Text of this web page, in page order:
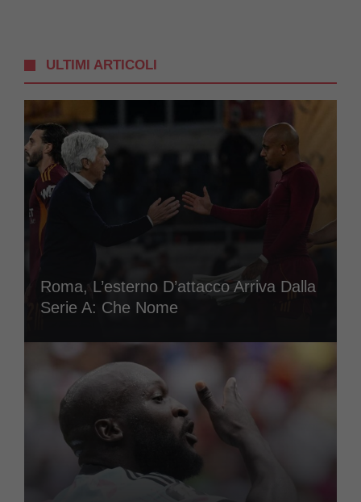
ULTIMI ARTICOLI
Roma, L’esterno D’attacco Arriva Dalla
Serie A: Che Nome